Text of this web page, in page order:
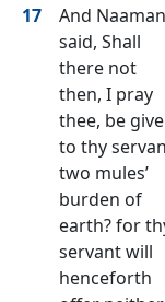
17
And Naaman
said, Shall
there not
then, I pray
thee, be
to thy
two mules’
burden of
earth? for
servant will
henceforth